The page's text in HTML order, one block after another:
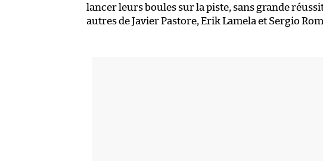
lancer leurs boules sur la piste, sans grande
autres de Javier Pastore, Erik Lamela et Sergio